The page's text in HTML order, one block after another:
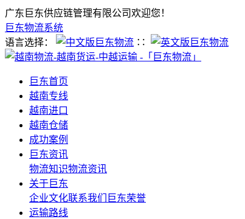
广东巨东供应链管理有限公司欢迎您！
巨东物流系统
语言选择：
∷
巨东首页
越南专线
越南进口
越南仓储
成功案例
巨东资讯
物流知识物流资讯
关于巨东
企业文化联系我们 巨东荣誉
运输路线